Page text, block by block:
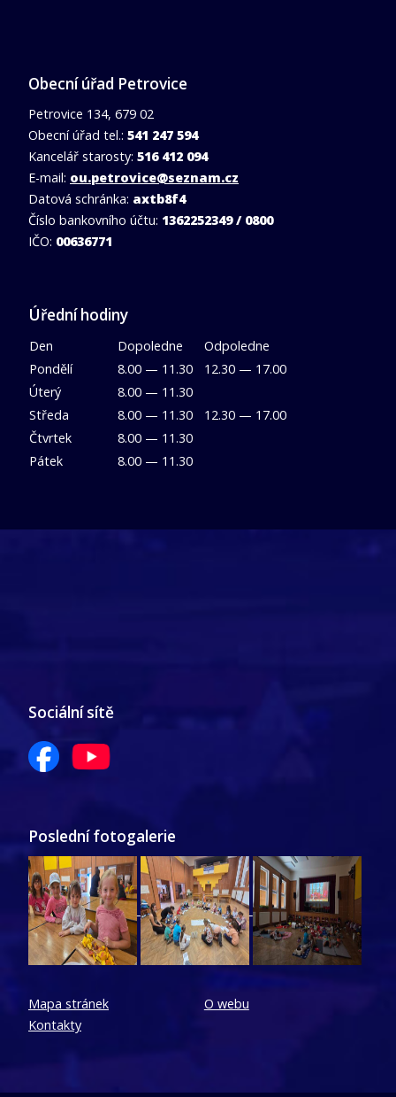
Obecní úřad Petrovice
Petrovice 134, 679 02
Obecní úřad tel.: 541 247 594
Kancelář starosty: 516 412 094
E-mail: ou.petrovice@seznam.cz
Datová schránka: axtb8f4
Číslo bankovního účtu: 1362252349 / 0800
IČO: 00636771
Úřední hodiny
Den Dopoledne
Odpoledne
Pondělí
8.00 — 11.30
12.30 — 17.00
Úterý
8.00 — 11.30
Středa
8.00 — 11.30
12.30 — 17.00
Čtvrtek
8.00 — 11.30
Pátek
8.00 — 11.30
Sociální sítě
Poslední fotogalerie
Mapa stránek
Kontakty
O webu